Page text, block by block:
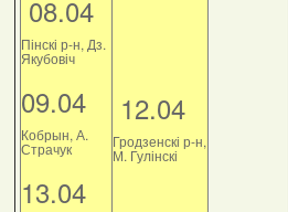
08.04
Пінскі р-н, Дз.
Якубовіч
09.04
Кобрын, А.
Страчук
13.04
12.04
Гродзенскі р-н,
М. Гулінскі